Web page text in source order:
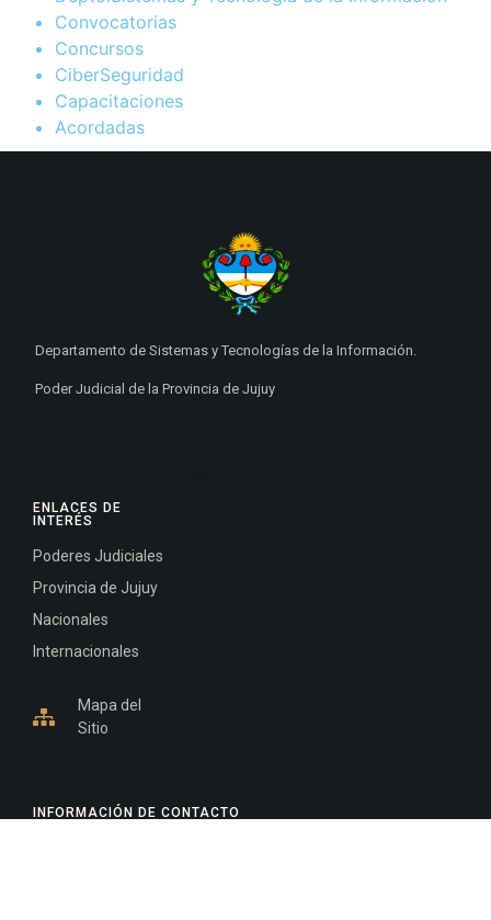
Convocatorias
Concursos
CiberSeguridad
Capacitaciones
Acordadas
INFORMACIÓN DE CONTACTO
ENLACES DE
INTERÉS
Poderes Judiciales
Provincia de Jujuy
Nacionales
Internacionales
Mapa del
Sitio
Departamento de Sistemas y Tecnologías de la Información.
Poder Judicial de la Provincia de Jujuy